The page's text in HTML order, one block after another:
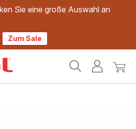
Sie eine große Auswahl an
Zum Sale
Mein
Mein